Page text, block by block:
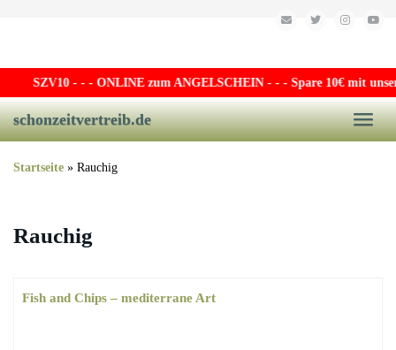
SZV10- - - ONLINE zum ANGELSCHEIN - - - Spare 10€ mit
schonzeitvertreib.de
Startseite » Rauchig
Rauchig
Fish and Chips – mediterrane Art